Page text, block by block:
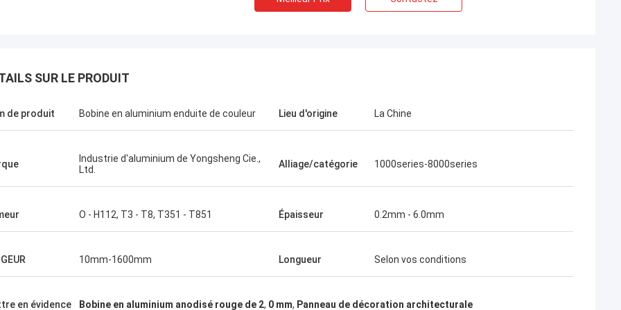
Amin Mazlum
Nous avons acheté un total de presque
Yongsheng. La qualité a été stable et le
délai de livraison des marchandises était
aidé à résoudre quelques problèmes
reçues sur 2021.1.20 et la qualité des
SUR LE PRODUIT
de produit Bobine en aluminium enduite de couleur Lieu d'origine La Chine
Industrie d'aluminium de Yongsheng Cie.,
Ltd.
Alliage/catégorie 1000series-8000series
O - H112, T3 - T8, T351 - T851 Épaisseur 0.2mm - 6.0mm
10mm-1600mm Longueur Selon vos conditions
en évidence Bobine en aluminium anodisé rouge de 2, 0 mm, Panneau de décoration architecturale